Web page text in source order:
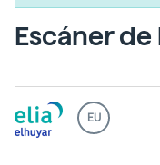
Escáner de
EU